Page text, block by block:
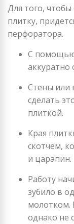
Для того,
плитку,
перфоратора.
С помощью
аккуратно
Стены или
сделать
плиткой.
Края
скотчем,
и царапин.
Работу
зубило в
молотком.
однако не